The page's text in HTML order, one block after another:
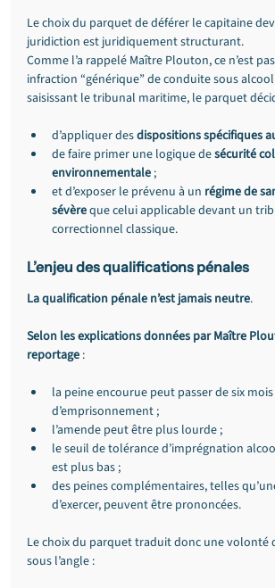
Le choix du parquet de déférer le capitaine
juridiction est juridiquement structurant.
Comme l’a rappelé Maître Plouton, ce n’est
infraction “générique” de conduite sous
saisissant le tribunal maritime, le parquet
d’appliquer des dispositions spécifiques
de faire primer une logique de sécurité
environnementale ;
et d’exposer le prévenu à un régime de
sévère que celui applicable devant un
correctionnel classique.
L’enjeu des qualifications pénales
La qualification pénale n’est jamais neutre.
Selon les explications données par Maître
reportage :
la peine encourue peut passer de six
d’emprisonnement ;
l’amende peut être plus lourde ;
le seuil de tolérance d’imprégnation
est plus bas ;
des peines complémentaires, telles
d’exercer, peuvent être prononcées.
Le choix du parquet traduit donc une volonté
sous l’angle :